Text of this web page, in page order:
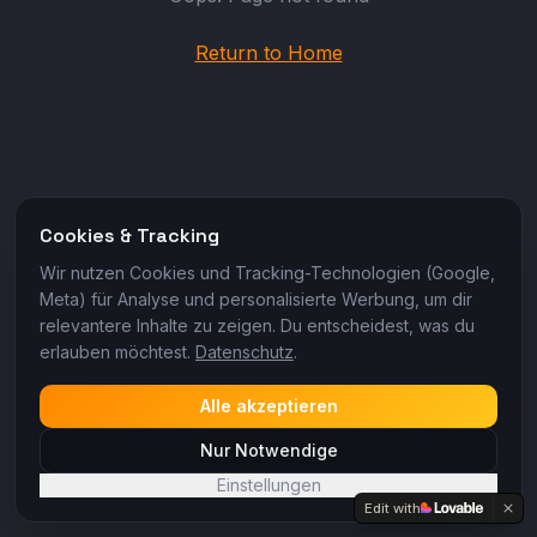
Return to Home
Cookies & Tracking
Wir nutzen Cookies und Tracking-Technologien (Google,
Meta) für Analyse und personalisierte Werbung, um dir
relevantere Inhalte zu zeigen. Du entscheidest, was du
erlauben möchtest. Datenschutz.
Alle akzeptieren
Nur Notwendige
Einstellungen
Edit with